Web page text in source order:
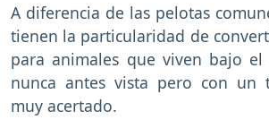
A diferencia de las pelotas
tienen la particularidad de
para animales que viven bajo
nunca antes vista pero con un
muy acertado.